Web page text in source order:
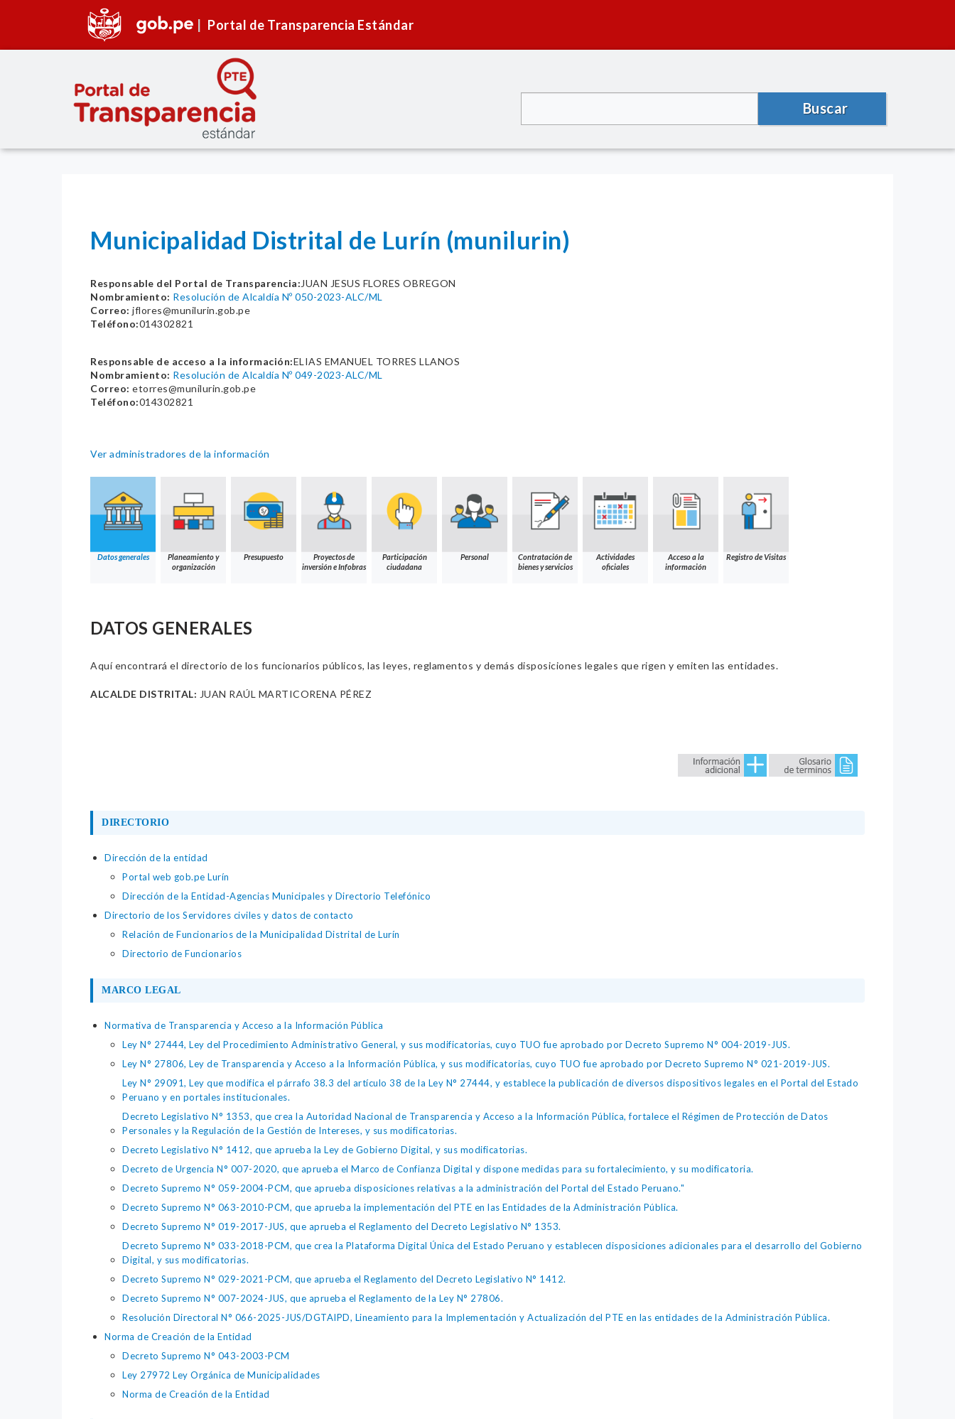
Portal de Transparencia Estándar
Buscar
Municipalidad Distrital de Lurín (munilurin)
Responsable del Portal de Transparencia: JUAN JESUS FLORES OBREGON
Nombramiento: Resolución de Alcaldía Nº 050-2023-ALC/ML
Correo: jflores@munilurin.gob.pe
Teléfono:014302821
Responsable de acceso a la información:ELIAS EMANUEL TORRES LLANOS
Nombramiento: Resolución de Alcaldía Nº 049-2023-ALC/ML
Correo: etorres@munilurin.gob.pe
Teléfono:014302821
Ver administradores de la información
Datos generales
Planeamiento y
organización
Presupuesto
Proyectos de
inversión e Infobras
Participación
ciudadana
Personal
Contratación de
bienes y servicios
Actividades
oficiales
Acceso a la
información
Registro de Visitas
DATOS GENERALES
Aquí encontrará el directorio de los funcionarios públicos, las leyes, reglamentos y demás disposiciones legales que rigen y emiten las entidades.
ALCALDE DISTRITAL: JUAN RAÚL MARTICORENA PÉREZ
DIRECTORIO
Dirección de la entidad
Portal web gob.pe Lurín
Dirección de la Entidad-Agencias Municipales y Directorio Telefónico
Directorio de los Servidores civiles y datos de contacto
Relación de Funcionarios de la Municipalidad Distrital de Lurín
Directorio de Funcionarios
MARCO LEGAL
Normativa de Transparencia y Acceso a la Información Pública
Ley N° 27444, Ley del Procedimiento Administrativo General, y sus modificatorias, cuyo TUO fue aprobado por Decreto Supremo N° 004-2019-JUS.
Ley N° 27806, Ley de Transparencia y Acceso a la Información Pública, y sus modificatorias, cuyo TUO fue aprobado por Decreto Supremo N° 021-2019-JUS.
Ley N° 29091, Ley que modifica el párrafo 38.3 del artículo 38 de la Ley N° 27444, y establece la publicación de diversos dispositivos legales en el Portal del Estado
Peruano y en portales institucionales.
Decreto Legislativo N° 1353, que crea la Autoridad Nacional de Transparencia y Acceso a la Información Pública, fortalece el Régimen de Protección de Datos
Personales y la Regulación de la Gestión de Intereses, y sus modificatorias.
Decreto Legislativo N° 1412, que aprueba la Ley de Gobierno Digital, y sus modificatorias.
Decreto de Urgencia N° 007-2020, que aprueba el Marco de Confianza Digital y dispone medidas para su fortalecimiento, y su modificatoria.
Decreto Supremo N° 059-2004-PCM, que aprueba disposiciones relativas a la administración del Portal del Estado Peruano."
Decreto Supremo N° 063-2010-PCM, que aprueba la implementación del PTE en las Entidades de la Administración Pública.
Decreto Supremo N° 019-2017-JUS, que aprueba el Reglamento del Decreto Legislativo N° 1353.
Decreto Supremo N° 033-2018-PCM, que crea la Plataforma Digital Única del Estado Peruano y establecen disposiciones adicionales para el desarrollo del Gobierno
Digital, y sus modificatorias.
Decreto Supremo N° 029-2021-PCM, que aprueba el Reglamento del Decreto Legislativo N° 1412.
Decreto Supremo N° 007-2024-JUS, que aprueba el Reglamento de la Ley N° 27806.
Resolución Directoral N° 066-2025-JUS/DGTAIPD, Lineamiento para la Implementación y Actualización del PTE en las entidades de la Administración Pública.
Norma de Creación de la Entidad
Decreto Supremo N° 043-2003-PCM
Ley 27972 Ley Orgánica de Municipalidades
Norma de Creación de la Entidad